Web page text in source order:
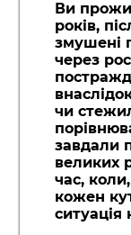
Ви
років,
змушені
через
чи
завдали
великих
час,
кожен
ситуація